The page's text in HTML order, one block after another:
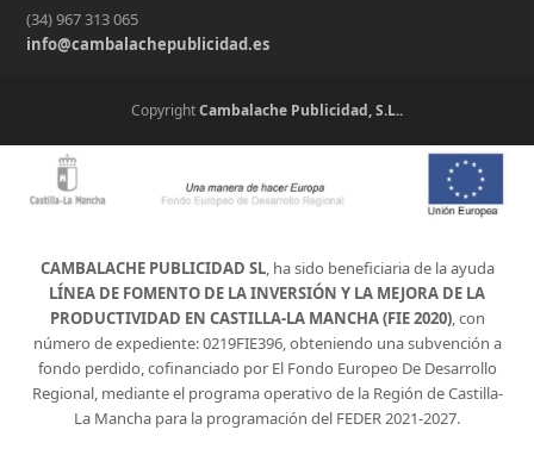
(34) 967 313 065
info@cambalachepublicidad.es
CopyrightCambalache Publicidad, S.L..
CAMBALACHE PUBLICIDAD SL, ha sido beneficiaria de la ayuda
LÍNEA DE FOMENTO DE LA INVERSIÓN Y LA MEJORA DE LA
PRODUCTIVIDAD EN CASTILLA-LA MANCHA (FIE 2020), con
número de expediente: 0219FIE396, obteniendo una subvención a
fondo perdido, cofinanciado por El Fondo Europeo De Desarrollo
Regional, mediante el programa operativo de la Región de Castilla-
La Mancha para la programación del FEDER 2021-2027.